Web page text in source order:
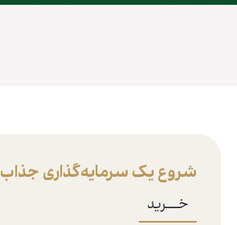
شروع یک سرمایه‌گذاری جذاب
خـــرید